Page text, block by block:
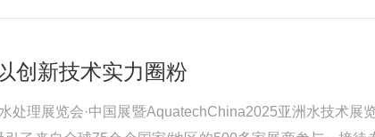
创新技术实力圈粉
处理展览会·中国展暨AquatechChina2025亚洲水技术